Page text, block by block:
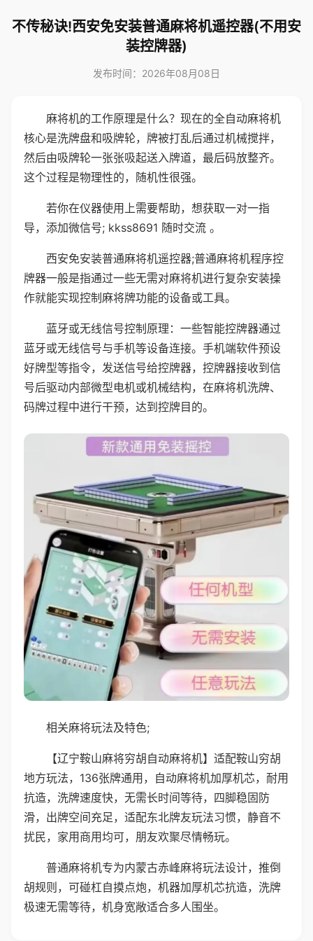
不传秘诀!西安免安装普通麻将机遥控器(不用安
装控牌器)
发布时间：2026年08月08日
麻将机的工作原理是什么？现在的全自动麻将机
核心是洗牌盘和吸牌轮，牌被打乱后通过机械搅拌，
然后由吸牌轮一张张吸起送入牌道，最后码放整齐。
这个过程是物理性的，随机性很强。
若你在仪器使用上需要帮助，想获取一对一指
导，添加微信号; kkss8691 随时交流 。
西安免安装普通麻将机遥控器;普通麻将机程序控
牌器一般是指通过一些无需对麻将机进行复杂安装操
作就能实现控制麻将牌功能的设备或工具。
蓝牙或无线信号控制原理：一些智能控牌器通过
蓝牙或无线信号与手机等设备连接。手机端软件预设
好牌型等指令，发送信号给控牌器，控牌器接收到信
号后驱动内部微型电机或机械结构，在麻将机洗牌、
码牌过程中进行干预，达到控牌目的。
相关麻将玩法及特色;
【辽宁鞍山麻将穷胡自动麻将机】适配鞍山穷胡
地方玩法，136张牌通用，自动麻将机加厚机芯，耐用
抗造，洗牌速度快，无需长时间等待，四脚稳固防
滑，出牌空间充足，适配东北牌友玩法习惯，静音不
扰民，家用商用均可，朋友欢聚尽情畅玩。
普通麻将机专为内蒙古赤峰麻将玩法设计，推倒
胡规则，可碰杠自摸点炮，机器加厚机芯抗造，洗牌
极速无需等待，机身宽敞适合多人围坐。